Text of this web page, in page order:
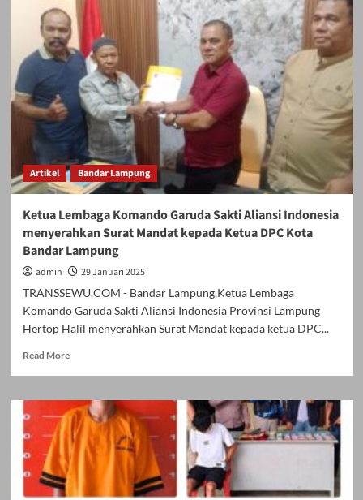
Artikel Bandar Lampung
Ketua Lembaga Komando Garuda Sakti Aliansi Indonesia
menyerahkan Surat Mandat kepada Ketua DPC Kota
Bandar Lampung
admin
29 Januari 2025
TRANSSEWU.COM - Bandar Lampung,Ketua Lembaga
Komando Garuda Sakti Aliansi Indonesia Provinsi Lampung
Hertop Halil menyerahkan Surat Mandat kepada ketua DPC...
Read MoreRead
Ketua
Lembaga
Komando
Garuda
Sakti
Aliansi
Indonesia